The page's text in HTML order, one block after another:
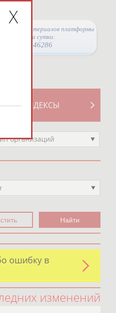
материалов платформы
за сутки:
46286
ИНДЕКСЫ
организаций
ошибку в
изменений